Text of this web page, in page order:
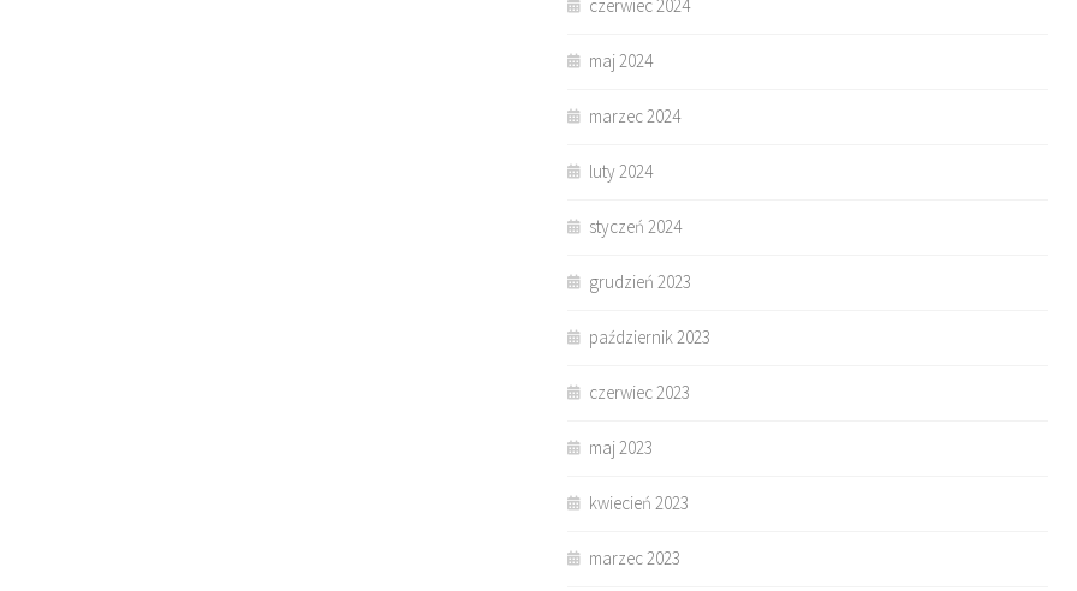
czerwiec 2024
maj 2024
marzec 2024
luty 2024
styczeń 2024
grudzień 2023
październik 2023
czerwiec 2023
maj 2023
kwiecień 2023
marzec 2023